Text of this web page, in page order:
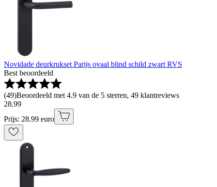
Novidade deurkrukset Parijs ovaal blind schild zwart RVS
Best beoordeeld
(49)Beoordeeld met 4.9 van de 5 sterren, 49 klantreviews
28.99
Prijs: 28.99 euro